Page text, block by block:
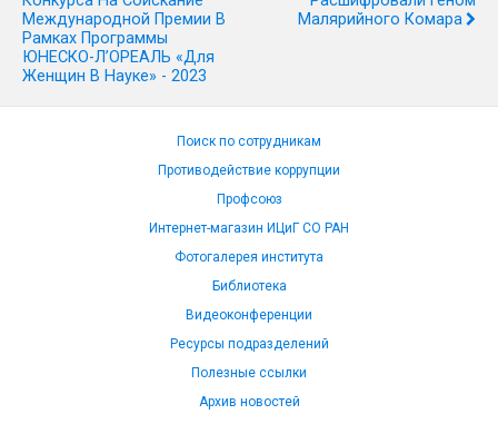
Международной Премии В
Рамках Программы
ЮНЕСКО-Л’ОРЕАЛЬ «Для
Женщин В Науке» - 2023
Малярийного Комара
Поиск по сотрудникам
Противодействие коррупции
Профсоюз
Интернет-магазин ИЦиГ СО РАН
Фотогалерея института
Библиотека
Видеоконференции
Ресурсы подразделений
Полезные ссылки
Архив новостей